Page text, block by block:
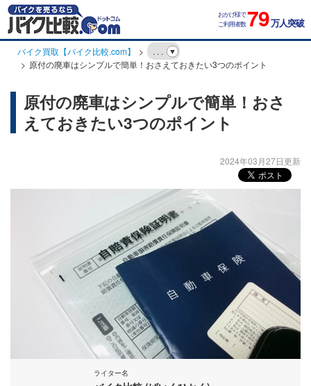
おかげ様で
ご利用者数79万人突破
バイク買取【バイク比較.com】
. . .
原付の廃車はシンプルで簡単！おさえておきたい3つのポイント
原付の廃車はシンプルで簡単！おさ
えておきたい3つのポイント
2024年03月27日更新
ライター名